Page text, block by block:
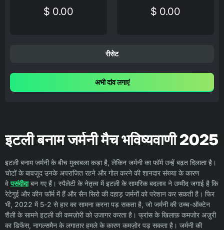
$ 0.00 $ 0.00
रीसेट
अभी दांव लगाएं
इटली बनाम जर्मनी मैच भविष्यवाणी 2025
इटली बनाम जर्मनी के बीच मुकाबला कड़ा है, लेकिन जर्मनी का फॉर्म उन्हें बढ़त दिलाता है।
चोटों के बावजूद उनके अपराजित रहने और गोल करने की शानदार संख्या के कारण
वेपसंदीदाबन गए हैं। स्पैलेटी के नेतृत्व में इटली के सामरिक बदलाव ने उम्मीद जगाई है कि
रेटेगुई और कीन फॉर्म में हैं और सैन सिरो की दहाड़ जर्मनों को परेशान कर सकती है। फिर
भी, 2022 में 5-2 से हार का सामना करना पड़ सकता है, जो जर्मनी की उच्च-ऑक्टेन
शैली के सामने इटली की कमज़ोरी को उजागर करता है। फ्रांस के खिलाफ़ कमजोर अज़ुरी
का डिफेंस, नागल्समैन के लगातार हमले के कारण कमज़ोर पड़ सकता है। जर्मनी की